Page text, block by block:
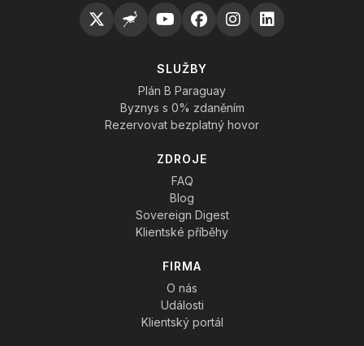
SLUŽBY
Plán B Paraguay
Byznys s 0% zdaněním
Rezervovat bezplatný hovor
ZDROJE
FAQ
Blog
Sovereign Digest
Klientské příběhy
FIRMA
O nás
Události
Klientský portál